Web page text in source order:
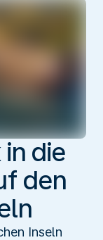
in die
den
Inseln